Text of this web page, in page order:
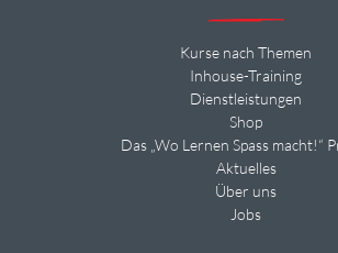
Kurse nach Themen
Inhouse-Training
Dienstleistungen
Shop
Das „Wo Lernen Spass macht!“
Aktuelles
Über uns
Jobs